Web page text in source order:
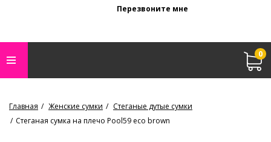
Перезвоните мне
0
Главная Женские сумки
Стеганые дутые сумки
Стеганая сумка на плечо Pool59 eco brown